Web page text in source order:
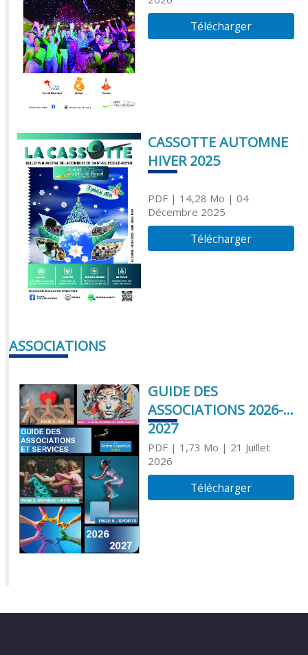
Télécharger
CASSOTTE AUTOMNE
HIVER 2025
PDF| 14,28 Mo | 04
Décembre 2025
Télécharger
ASSOCIATIONS
GUIDE DES
ASSOCIATIONS 2026-
2027
PDF| 1,73 Mo | 21 Juillet
2026
Télécharger